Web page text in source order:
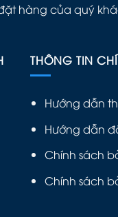
hàng của quý
THÔNG TIN
Hướng dẫn
Hướng dẫn
Chính sách
Chính sách